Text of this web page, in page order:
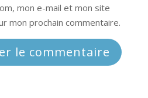
mon e-mail et mon site
mon prochain commentaire.